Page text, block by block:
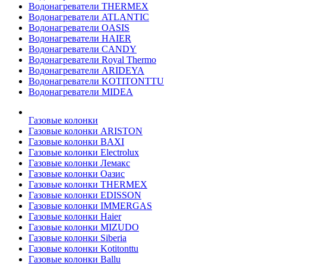
Водонагреватели THERMEX
Водонагреватели ATLANTIC
Водонагреватели OASIS
Водонагреватели HAIER
Водонагреватели CANDY
Водонагреватели Royal Thermo
Водонагреватели ARIDEYA
Водонагреватели KOTITONTTU
Водонагреватели MIDEA
Газовые колонки
Газовые колонки ARISTON
Газовые колонки BAXI
Газовые колонки Electrolux
Газовые колонки Лемакс
Газовые колонки Оазис
Газовые колонки THERMEX
Газовые колонки EDISSON
Газовые колонки IMMERGAS
Газовые колонки Haier
Газовые колонки MIZUDO
Газовые колонки Siberia
Газовые колонки Kotitonttu
Газовые колонки Ballu